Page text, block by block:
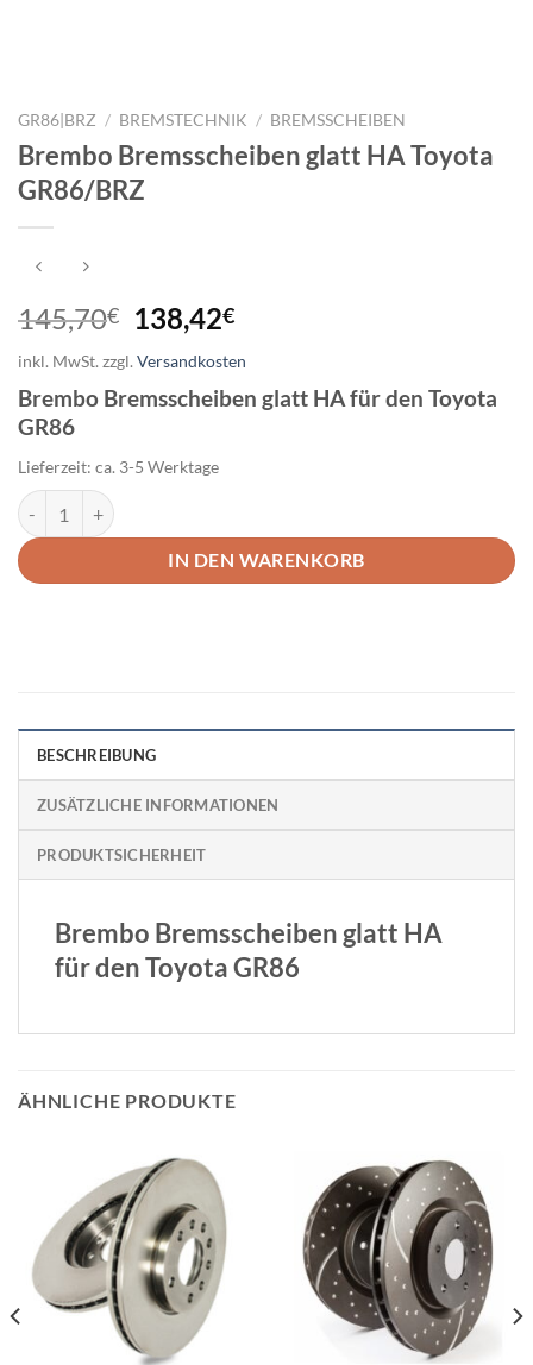
GR86|BRZ / BREMSTECHNIK / BREMSSCHEIBEN
Brembo Bremsscheiben glatt HA Toyota
GR86/BRZ
145,70€
Ursprünglicher
Preis
war:
145,70€
138,42€Aktueller
ist:
138,42€.
inkl. MwSt.zzgl.Versandkosten
Brembo Bremsscheiben glatt HA für den Toyota
GR86
Lieferzeit: ca. 3-5 Werktage
Brembo Bremsscheiben glatt HA Toyota GR86/BRZ Menge
IN DEN WARENKORB
BESCHREIBUNG
ZUSÄTZLICHE INFORMATIONEN
PRODUKTSICHERHEIT
Brembo Bremsscheiben glatt HA
für den Toyota GR86
ÄHNLICHE PRODUKTE